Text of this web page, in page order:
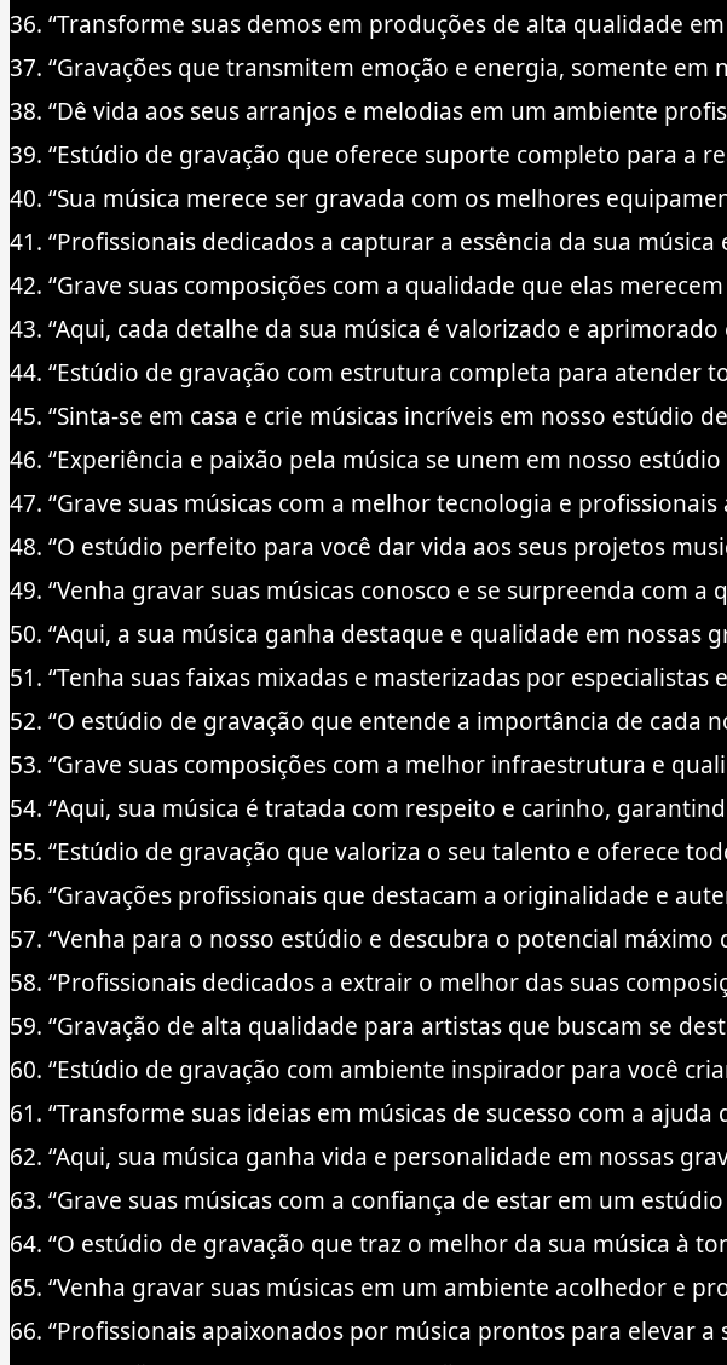
36. “Transforme suas demos em produções de alta qualidade
37. “Gravações que transmitem emoção e energia, somente em
38. “Dê vida aos seus arranjos e melodias em um ambiente
39. “Estúdio de gravação que oferece suporte completo para a
40. “Sua música merece ser gravada com os melhores
41. “Profissionais dedicados a capturar a essência da sua música
42. “Grave suas composições com a qualidade que elas
43. “Aqui, cada detalhe da sua música é valorizado e aprimorado
44. “Estúdio de gravação com estrutura completa para atender
45. “Sinta-se em casa e crie músicas incríveis em nosso estúdio
46. “Experiência e paixão pela música se unem em nosso estúdio
47. “Grave suas músicas com a melhor tecnologia e
48. “O estúdio perfeito para você dar vida aos seus projetos
49. “Venha gravar suas músicas conosco e se surpreenda com
50. “Aqui, a sua música ganha destaque e qualidade em nossas
51. “Tenha suas faixas mixadas e masterizadas por especialistas
52. “O estúdio de gravação que entende a importância de cada
53. “Grave suas composições com a melhor infraestrutura e
54. “Aqui, sua música é tratada com respeito e carinho,
55. “Estúdio de gravação que valoriza o seu talento e oferece
56. “Gravações profissionais que destacam a originalidade e
57. “Venha para o nosso estúdio e descubra o potencial máximo
58. “Profissionais dedicados a extrair o melhor das suas
59. “Gravação de alta qualidade para artistas que buscam se
60. “Estúdio de gravação com ambiente inspirador para você
61. “Transforme suas ideias em músicas de sucesso com a ajuda
62. “Aqui, sua música ganha vida e personalidade em nossas
63. “Grave suas músicas com a confiança de estar em um
64. “O estúdio de gravação que traz o melhor da sua música à
65. “Venha gravar suas músicas em um ambiente acolhedor e
66. “Profissionais apaixonados por música prontos para elevar a